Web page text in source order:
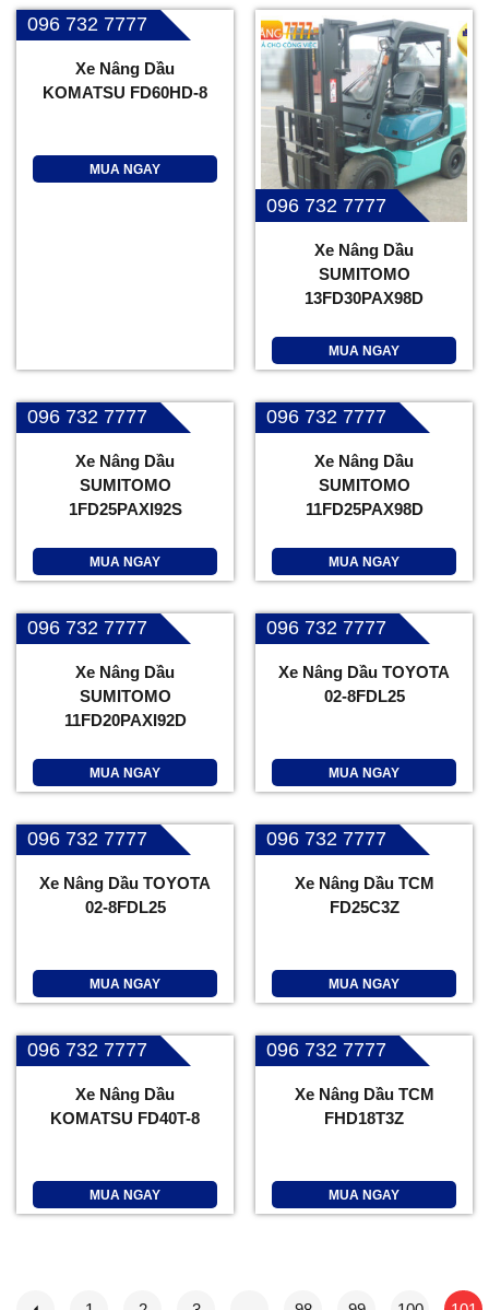
096 732 7777
Xe Nâng Dầu
KOMATSU FD60HD-8
MUA NGAY
096 732 7777
Xe Nâng Dầu
SUMITOMO
13FD30PAX98D
MUA NGAY
096 732 7777
Xe Nâng Dầu
SUMITOMO
1FD25PAXI92S
MUA NGAY
096 732 7777
Xe Nâng Dầu
SUMITOMO
11FD25PAX98D
MUA NGAY
096 732 7777
Xe Nâng Dầu
SUMITOMO
11FD20PAXI92D
MUA NGAY
096 732 7777
Xe Nâng Dầu TOYOTA
02-8FDL25
MUA NGAY
096 732 7777
Xe Nâng Dầu TOYOTA
02-8FDL25
MUA NGAY
096 732 7777
Xe Nâng Dầu TCM
FD25C3Z
MUA NGAY
096 732 7777
Xe Nâng Dầu
KOMATSU FD40T-8
MUA NGAY
096 732 7777
Xe Nâng Dầu TCM
FHD18T3Z
MUA NGAY